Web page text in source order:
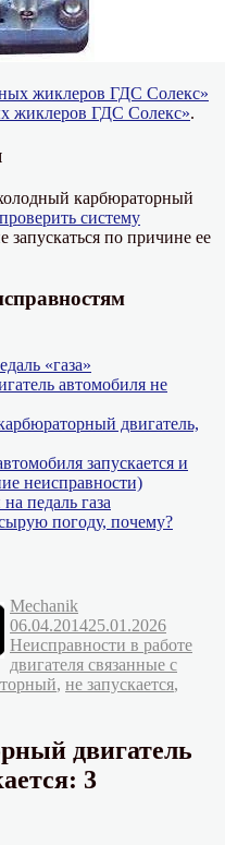
жиклеров ГДС Солекс»
жиклеров ГДС Солекс».
карбюраторный
проверить систему
запускаться по причине ее
«газа»
автомобиля не
двигатель,
запускается и
неисправности)
педаль газа
погоду, почему?
Автор
MechanikОпубликовано
06.04.201425.01.2026
Неисправности в работе
двигателя связанные с
, не запускается,
двигатель
3